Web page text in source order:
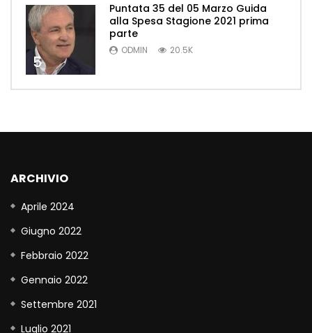
5
Puntata 35 del 05 Marzo Guida
alla Spesa Stagione 2021 prima
parte
ODMIN 20.5K
ARCHIVIO
Aprile 2024
Giugno 2022
Febbraio 2022
Gennaio 2022
Settembre 2021
Luglio 2021